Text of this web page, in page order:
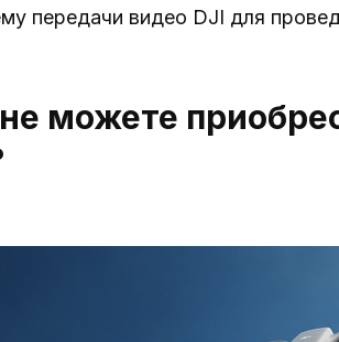
передачи видео DJI для
можете